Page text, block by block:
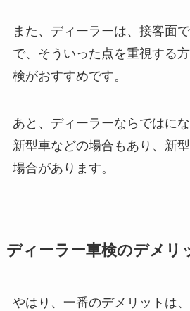
また、ディーラーは、接客面
で、そういった点を重視する
検がおすすめです。
あと、ディーラーならではに
新型車などの場合もあり、新
場合があります。
ディーラー車検のデメリ
やはり、一番のデメリットは